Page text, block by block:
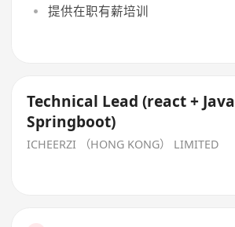
提供在职有薪培训
Technical Lead (react + Java
Springboot)
ICHEERZI （HONG KONG） LIMITED